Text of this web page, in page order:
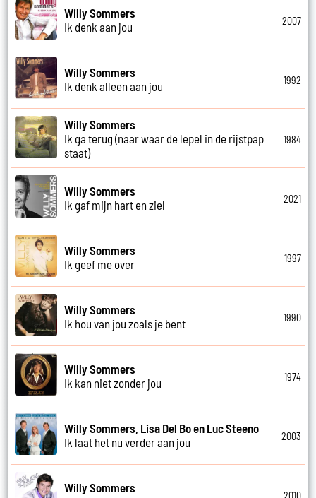
Willy Sommers
Ik denk aan jou
2007
Willy Sommers
Ik denk alleen aan jou
1992
Willy Sommers
Ik ga terug (naar waar de lepel in de rijstpap
staat)
1984
Willy Sommers
Ik gaf mijn hart en ziel
2021
Willy Sommers
Ik geef me over
1997
Willy Sommers
Ik hou van jou zoals je bent
1990
Willy Sommers
Ik kan niet zonder jou
1974
Willy Sommers, Lisa Del Bo en Luc Steeno
Ik laat het nu verder aan jou
2003
Willy Sommers
2010